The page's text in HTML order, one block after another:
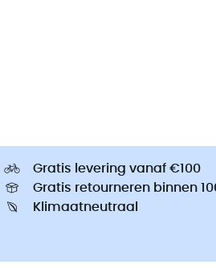
Gratis levering vanaf €100
Gratis retourneren binnen
Klimaatneutraal